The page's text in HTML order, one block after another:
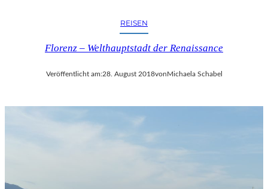
REISEN
Florenz – Welthauptstadt der Renaissance
Veröffentlicht am:28. August 2018von Michaela Schabel